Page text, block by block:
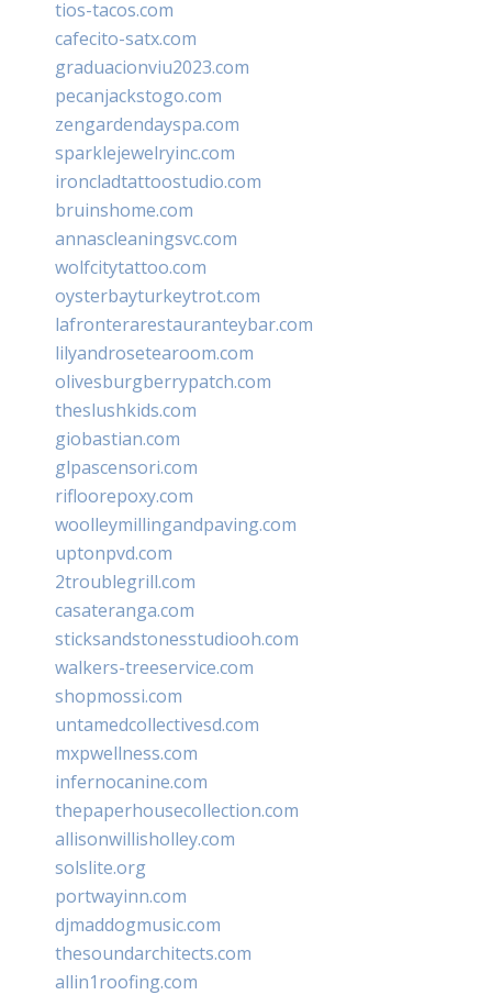
tios-tacos.com
cafecito-satx.com
graduacionviu2023.com
pecanjackstogo.com
zengardendayspa.com
sparklejewelryinc.com
ironcladtattoostudio.com
bruinshome.com
annascleaningsvc.com
wolfcitytattoo.com
oysterbayturkeytrot.com
lafronterarestauranteybar.com
lilyandrosetearoom.com
olivesburgberrypatch.com
theslushkids.com
giobastian.com
glpascensori.com
rifloorepoxy.com
woolleymillingandpaving.com
uptonpvd.com
2troublegrill.com
casateranga.com
sticksandstonesstudiooh.com
walkers-treeservice.com
shopmossi.com
untamedcollectivesd.com
mxpwellness.com
infernocanine.com
thepaperhousecollection.com
allisonwillisholley.com
solslite.org
portwayinn.com
djmaddogmusic.com
thesoundarchitects.com
allin1roofing.com